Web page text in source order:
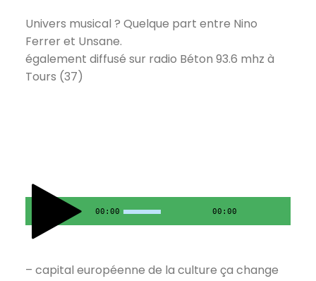
Univers musical ? Quelque part entre Nino
Ferrer et Unsane.
également diffusé sur radio Béton 93.6 mhz à
Tours (37)
00:00 00:00
– capital européenne de la culture ça change